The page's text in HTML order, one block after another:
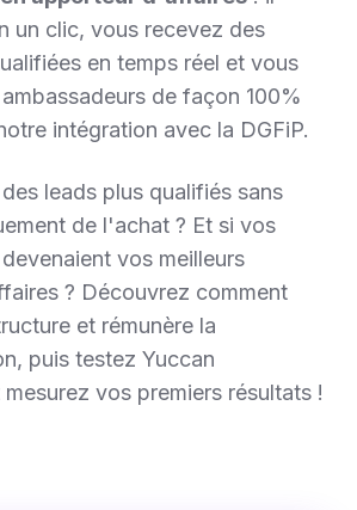
un clic, vous recevez des
en temps réel et vous
de façon 100%
intégration avec la DGFiP.
leads plus qualifiés sans
de l'achat ? Et si vos
vos meilleurs
? Découvrez comment
et rémunère la
puis testez Yuccan
vos premiers résultats !